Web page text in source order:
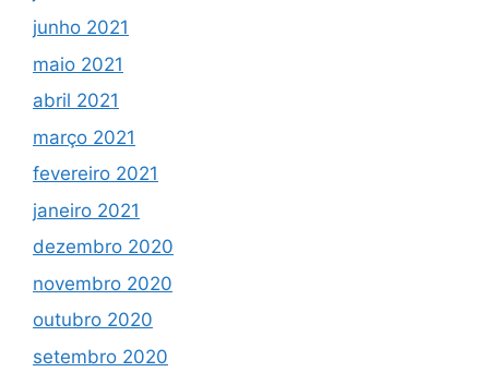
junho 2021
maio 2021
abril 2021
março 2021
fevereiro 2021
janeiro 2021
dezembro 2020
novembro 2020
outubro 2020
setembro 2020